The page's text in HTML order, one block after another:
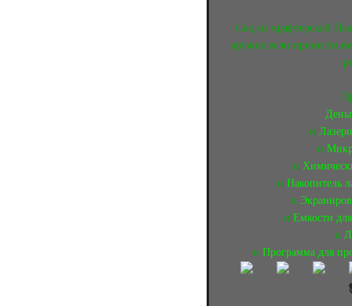
Сид из крафтерской
оружие если принести
и
и
и
и Накопитель
и
и Емкости
и
и Программа для